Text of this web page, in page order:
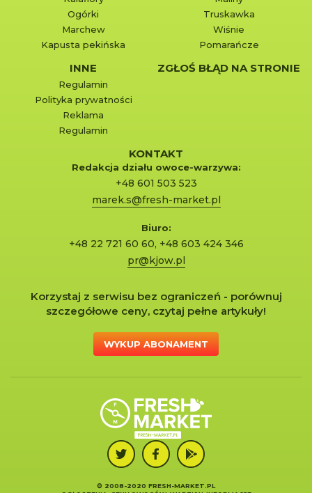
Ogórki
Marchew
Kapusta pekińska
Truskawka
Wiśnie
Pomarańcze
INNE
Regulamin
Polityka prywatności
Reklama
Regulamin
ZGŁOŚ BŁĄD NA STRONIE
KONTAKT
Redakcja działu owoce-warzywa:
+48 601 503 523
marek.s@fresh-market.pl
Biuro:
+48 22 721 60 60, +48 603 424 346
pr@kjow.pl
Korzystaj z serwisu bez ograniczeń - porównuj
szczegółowe ceny, czytaj pełne artykuły!
WYKUP ABONAMENT
© 2008-2020 FRESH-MARKET.PL